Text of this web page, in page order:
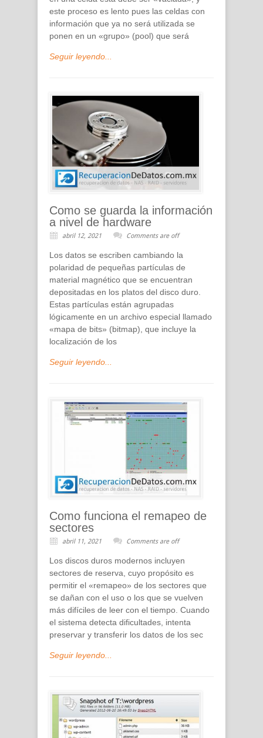
este proceso es lento pues las celdas con
información que ya no será utilizada se
ponen en un «grupo» (pool) que será
Seguir leyendo...
Como se guarda la información
a nivel de hardware
abril 12, 2021 Comments are off
Los datos se escriben cambiando la
polaridad de pequeñas partículas de
material magnético que se encuentran
depositadas en los platos del disco duro.
Estas partículas están agrupadas
lógicamente en un archivo especial llamado
«mapa de bits» (bitmap), que incluye la
localización de los
Seguir leyendo...
Como funciona el remapeo de
sectores
abril 11, 2021 Comments are off
Los discos duros modernos incluyen
sectores de reserva, cuyo propósito es
permitir el «remapeo» de los sectores que
se dañan con el uso o los que se vuelven
más difíciles de leer con el tiempo. Cuando
el sistema detecta dificultades, intenta
preservar y transferir los datos de los sec
Seguir leyendo...